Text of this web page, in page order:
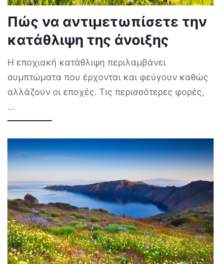
Πώς να αντιμετωπίσετε την
κατάθλιψη της άνοιξης
Η εποχιακή κατάθλιψη περιλαμβάνει
συμπτώματα που έρχονται και φεύγουν καθώς
αλλάζουν οι εποχές. Τις περισσότερες φορές,
...